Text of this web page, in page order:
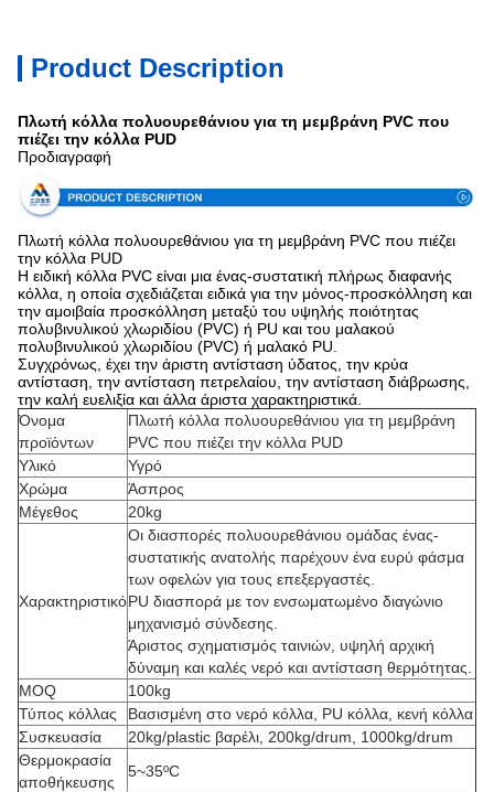
Product Description
Πλωτή κόλλα πολυουρεθάνιου για τη μεμβράνη PVC που
πιέζει την κόλλα PUD
Προδιαγραφή
Πλωτή κόλλα πολυουρεθάνιου για τη μεμβράνη PVC που πιέζει
την κόλλα PUD
Η ειδική κόλλα PVC είναι μια ένας-συστατική πλήρως διαφανής
κόλλα, η οποία σχεδιάζεται ειδικά για την μόνος-προσκόλληση και
την αμοιβαία προσκόλληση μεταξύ του υψηλής ποιότητας
πολυβινυλικού χλωριδίου (PVC) ή PU και του μαλακού
πολυβινυλικού χλωριδίου (PVC) ή μαλακό PU.
Συγχρόνως, έχει την άριστη αντίσταση ύδατος, την κρύα
αντίσταση, την αντίσταση πετρελαίου, την αντίσταση διάβρωσης,
την καλή ευελιξία και άλλα άριστα χαρακτηριστικά.
Όνομα
προϊόντων
Πλωτή κόλλα πολυουρεθάνιου για τη μεμβράνη
PVC που πιέζει την κόλλα PUD
Υλικό
Υγρό
Χρώμα
Άσπρος
Μέγεθος
20kg
Χαρακτηριστικό
Οι διασπορές πολυουρεθάνιου ομάδας ένας-
συστατικής ανατολής παρέχουν ένα ευρύ φάσμα
των οφελών για τους επεξεργαστές.
PU διασπορά με τον ενσωματωμένο διαγώνιο
μηχανισμό σύνδεσης.
Άριστος σχηματισμός ταινιών, υψηλή αρχική
δύναμη και καλές νερό και αντίσταση θερμότητας.
MOQ
100kg
Τύπος κόλλας
Βασισμένη στο νερό κόλλα, PU κόλλα, κενή κόλλα
Συσκευασία
20kg/plastic βαρέλι, 200kg/drum, 1000kg/drum
Θερμοκρασία
αποθήκευσης
5~35ºC